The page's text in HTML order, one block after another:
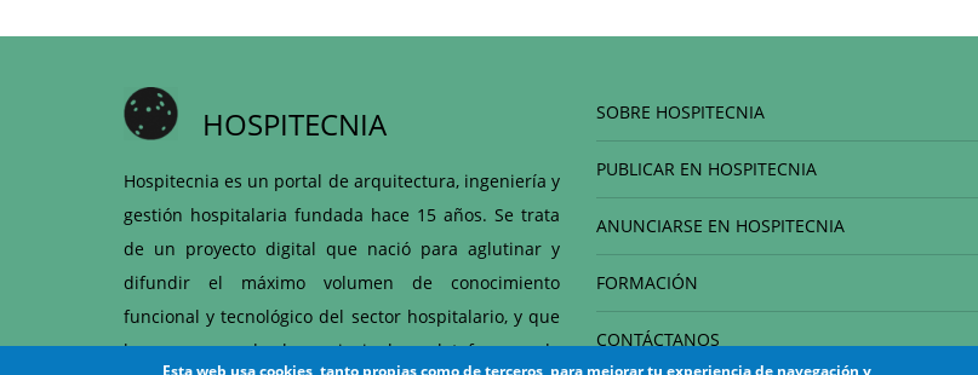
HOSPITECNIA
Hospitecnia es un portal de arquitectura, ingeniería y
gestión hospitalaria fundada hace 15 años. Se trata
de un proyecto digital que nació para aglutinar y
difundir el máximo volumen de conocimiento
funcional y tecnológico del sector hospitalario, y que
hoy es una de las principales plataformas de
SOBRE HOSPITECNIA
PUBLICAR EN HOSPITECNIA
ANUNCIARSE EN HOSPITECNIA
FORMACIÓN
CONTÁCTANOS
Esta web usa cookies, tanto propias como de terceros, para mejorar tu experiencia de navegación y